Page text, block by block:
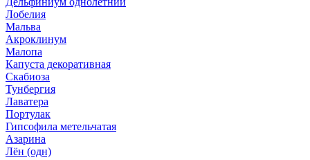
Лобелия
Мальва
Акроклинум
Малопа
Капуста декоративная
Скабиоза
Тунбергия
Лаватера
Портулак
Гипсофила метельчатая
Азарина
Лён (одн)